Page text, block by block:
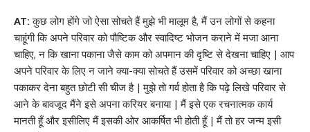
AT: कुछ लोग होंगे जो ऐसा सोचते हैं मुझे भी मालूम है, मैं उन लोगों से कहना
चाहूंगी कि अपने परिवार को पौष्टिक और स्वादिष्ट भोजन कराने में मजा आना
चाहिए, न कि खाना पकाना जैसे काम को अपमान की दृष्टि से देखना चाहिए | आप
अपने परिवार के लिए न जाने क्या-क्या सोचते हैं उसमें परिवार को अच्छा खाना
पकाकर देना बहुत छोटी सी चीज है | मुझे तो गर्व होता है कि पढ़े लिखे परिवार से
आने के बावजूद मैंने इसे अपना करियर बनाया | मैं इसे एक रचनात्मक कार्य
मानती हूँ और इसीलिए मैं इसकी ओर आकर्षित भी होती हूँ | मैं तो हर जन्म इसी